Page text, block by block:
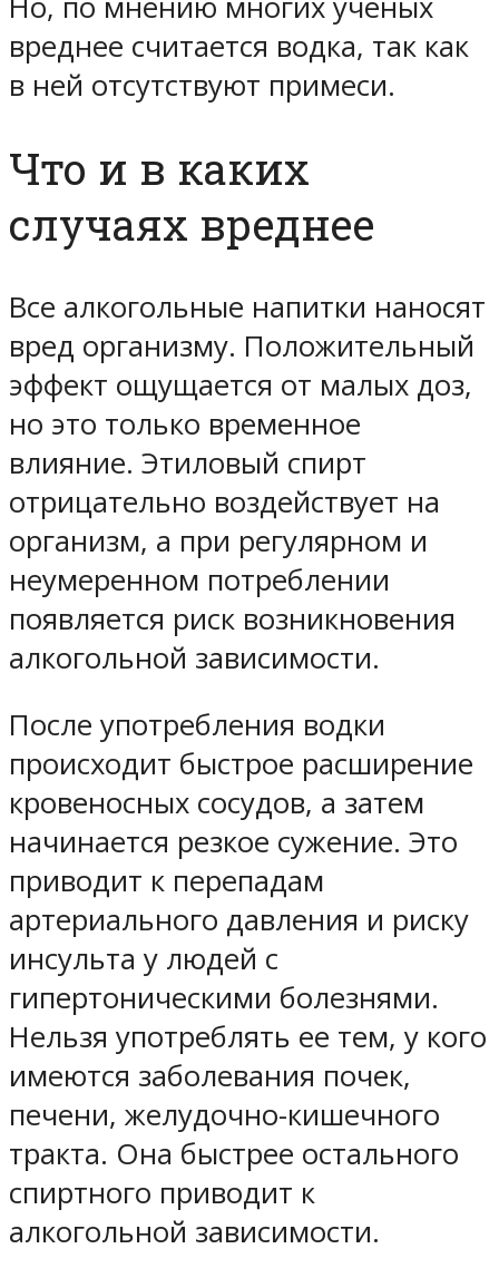
вреднее считается водка, так как
в ней отсутствуют примеси.
Что и в каких
случаях вреднее
Все алкогольные напитки наносят
вред организму. Положительный
эффект ощущается от малых доз,
но это только временное
влияние. Этиловый спирт
отрицательно воздействует на
организм, а при регулярном и
неумеренном потреблении
появляется риск возникновения
алкогольной зависимости.
После употребления водки
происходит быстрое расширение
кровеносных сосудов, а затем
начинается резкое сужение. Это
приводит к перепадам
артериального давления и риску
инсульта у людей с
гипертоническими болезнями.
Нельзя употреблять ее тем, у кого
имеются заболевания почек,
печени, желудочно-кишечного
тракта. Она быстрее остального
спиртного приводит к
алкогольной зависимости.